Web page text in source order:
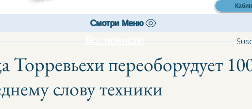
Смотри Меню
Торревьехи переоборудует
слову техники
из 5 звезд.
Все новости